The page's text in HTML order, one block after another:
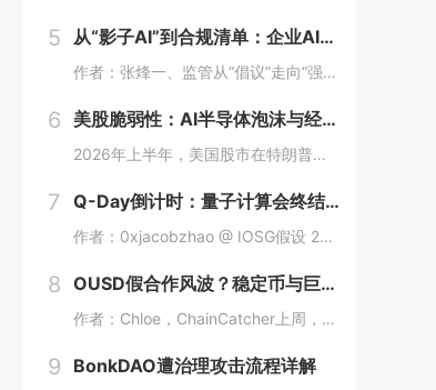
5 从“影子AI”到合规清单：企业AI编程工具选型的三个层级
作者：张烽一、监管从“倡议”走向“强制”2026年7月的第一周，两件事几乎同时发生，共同勾勒出AI编程工具行业的历史坐标。7月3日，阿里内部人士确认，因Claude Code被曝存在安全风险，阿里已将其列入高风险软件名单，自7月10日起全面...
6 美股脆弱性：AI半导体泡沫与经济结构性风险
2026年上半年，美国股市在特朗普第二任期内延续强势表现，S&P 500自2024年大选后总回报接近30%，道指一度突破5万点关口。 然而，这一表象背后隐藏着深刻的结构性脆弱性：经济高度依赖高净值群体金融资产增值驱动的消费，半导体尤...
7 Q-Day倒计时：量子计算会终结加密货币吗？
作者：0xjacobzhao @ IOSG假设 203X 年的某日凌晨，链上监控警报骤然撕裂宁静：一批沉睡十余年的早期 BTC 地址开始幽灵般向外转移资产。没有黑客入侵，没有私钥泄露，唯有凭空生成的“合法”签名。当高价值休眠 UTXO 被接...
8 OUSD假合作风波？稳定币与巨头背书的信用游戏
作者：Chloe，ChainCatcher上周，Open Standard 推出美元稳定币 OpenUSD（OUSD），并亮出强大阵容名单，140 多家企业同时站台，从 Visa、Mastercard、Stripe、American Exp...
9 BonkDAO遭治理攻击流程详解